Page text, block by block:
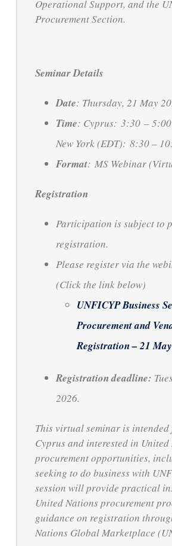
Operational Support, and the
Procurement Section.
Seminar Details
Date: Thursday, 21 May
Time: Cyprus: 3:30 –
New York (EDT): 8:30 –
Format: MS Webinar
Registration
Participation is subject to
registration.
Please register via the
(Click the link below)
UNFICYP Business
Procurement and
Registration – 21
Registration deadline:
2026.
This virtual seminar is intended
Cyprus and interested in United
procurement opportunities,
seeking to do business with
session will provide practical
United Nations procurement
guidance on registration
Nations Global Marketplace